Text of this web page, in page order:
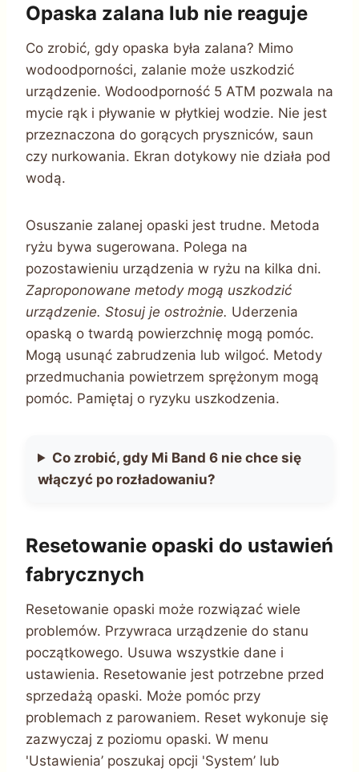
Opaska zalana lub nie reaguje
Co zrobić, gdy opaska była zalana? Mimo
wodoodporności, zalanie może uszkodzić
urządzenie. Wodoodporność 5 ATM pozwala na
mycie rąk i pływanie w płytkiej wodzie. Nie jest
przeznaczona do gorących pryszniców, saun
czy nurkowania. Ekran dotykowy nie działa pod
wodą.
Osuszanie zalanej opaski jest trudne. Metoda
ryżu bywa sugerowana. Polega na
pozostawieniu urządzenia w ryżu na kilka dni.
Zaproponowane metody mogą uszkodzić
urządzenie. Stosuj je ostrożnie. Uderzenia
opaską o twardą powierzchnię mogą pomóc.
Mogą usunąć zabrudzenia lub wilgoć. Metody
przedmuchania powietrzem sprężonym mogą
pomóc. Pamiętaj o ryzyku uszkodzenia.
Co zrobić, gdy Mi Band 6 nie chce się
włączyć po rozładowaniu?
Resetowanie opaski do ustawień
fabrycznych
Resetowanie opaski może rozwiązać wiele
problemów. Przywraca urządzenie do stanu
początkowego. Usuwa wszystkie dane i
ustawienia. Resetowanie jest potrzebne przed
sprzedażą opaski. Może pomóc przy
problemach z parowaniem. Reset wykonuje się
zazwyczaj z poziomu opaski. W menu
'Ustawienia’ poszukaj opcji 'System’ lub